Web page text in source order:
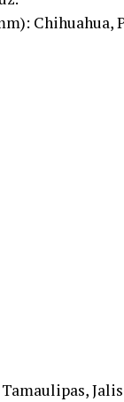
Chihuahua,